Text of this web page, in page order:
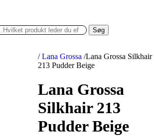
Søg
/ Lana Grossa /Lana Grossa Silkhair
213 Pudder Beige
Lana Grossa
Silkhair 213
Pudder Beige